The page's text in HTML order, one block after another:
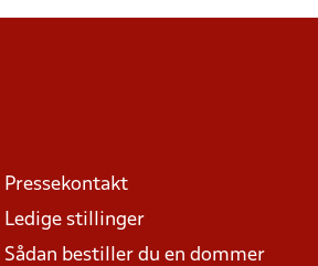
Pressekontakt
Ledige stillinger
Sådan bestiller du en dommer